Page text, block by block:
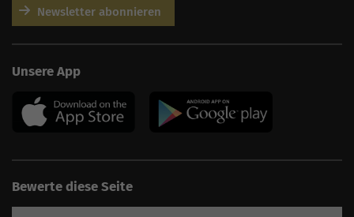
Newsletter abonnieren
Unsere App
Bewerte diese Seite
bereits ab 499 € pro
Monat, inkl. Content,